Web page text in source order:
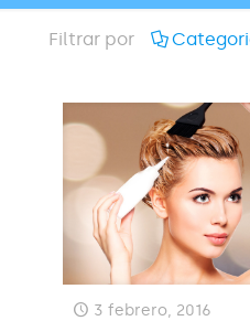
Filtrar por
3 febrero, 2016